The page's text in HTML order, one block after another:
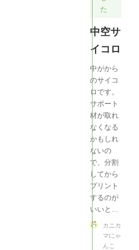
た
中空サ
イコロ
中がから
のサイコ
ロです。
サポート
材が取れ
なくなる
かもしれ
ないの
で、分割
してから
プリント
するのが
いいと…
カニカ
マにゃ
んこ